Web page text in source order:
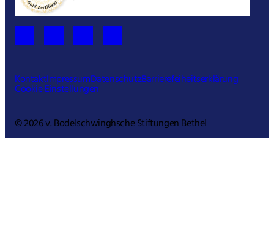
KontaktImpressumDatenschutzBarrierefeiheitserklärung
Cookie Einstellungen
© 2026 v. Bodelschwinghsche Stiftungen Bethel